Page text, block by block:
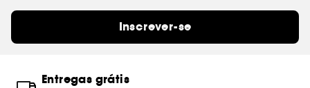
Inscrever-se
Entregas grátis